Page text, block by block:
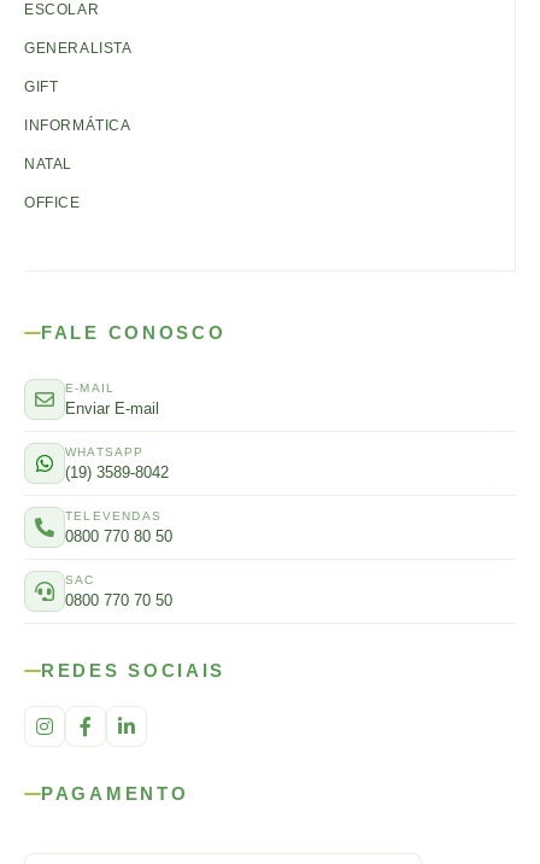
ESCOLAR
GENERALISTA
GIFT
INFORMÁTICA
NATAL
OFFICE
FALE CONOSCO
E-MAIL
Enviar E-mail
WHATSAPP
(19) 3589-8042
TELEVENDAS
0800 770 80 50
SAC
0800 770 70 50
REDES SOCIAIS
PAGAMENTO